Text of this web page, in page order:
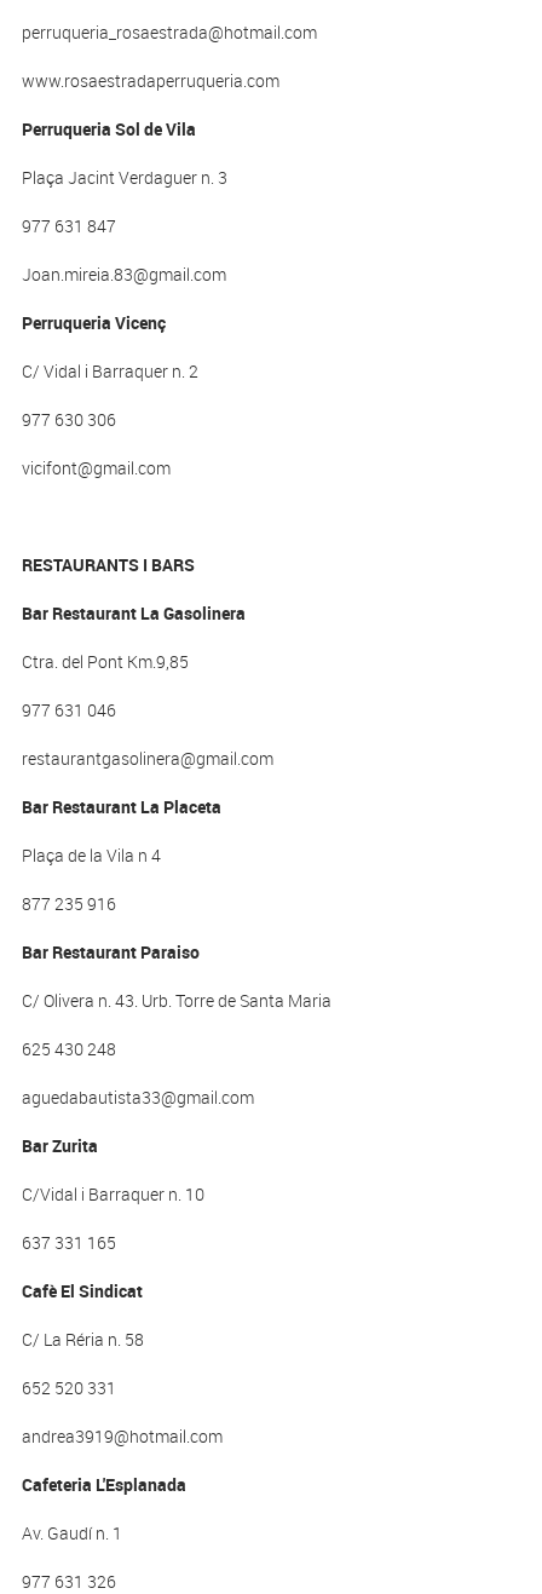
perruqueria_rosaestrada@hotmail.com
www.rosaestradaperruqueria.com
Perruqueria Sol de Vila
Plaça Jacint Verdaguer n. 3
977 631 847
Joan.mireia.83@gmail.com
Perruqueria Vicenç
C/ Vidal i Barraquer n. 2
977 630 306
vicifont@gmail.com
RESTAURANTS I BARS
Bar Restaurant La Gasolinera
Ctra. del Pont Km.9,85
977 631 046
restaurantgasolinera@gmail.com
Bar Restaurant La Placeta
Plaça de la Vila n 4
877 235 916
Bar Restaurant Paraiso
C/ Olivera n. 43. Urb. Torre de Santa Maria
625 430 248
aguedabautista33@gmail.com
Bar Zurita
C/Vidal i Barraquer n. 10
637 331 165
Cafè El Sindicat
C/ La Réria n. 58
652 520 331
andrea3919@hotmail.com
Cafeteria L'Esplanada
Av. Gaudí n. 1
977 631 326